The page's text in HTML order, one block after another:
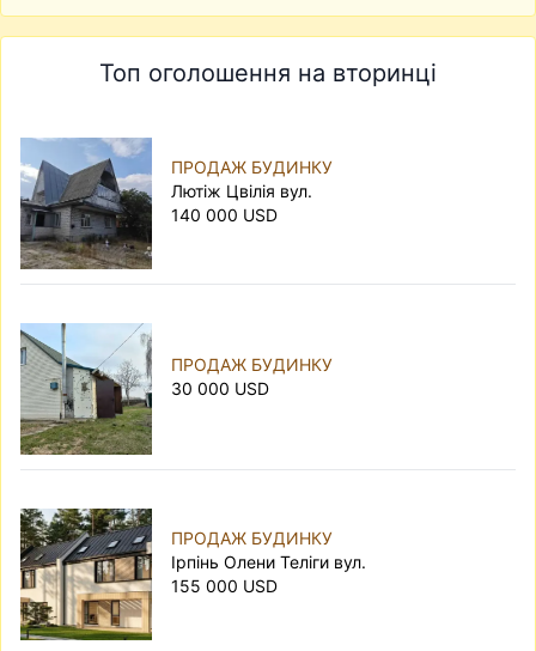
Топ оголошення на вторинці
ПРОДАЖ БУДИНКУ
Лютіж Цвілія вул.
140 000 USD
ПРОДАЖ БУДИНКУ
30 000 USD
ПРОДАЖ БУДИНКУ
Ірпінь Олени Теліги вул.
155 000 USD